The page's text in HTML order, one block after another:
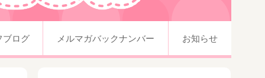
ブログ メルマガバックナンバー お知らせ